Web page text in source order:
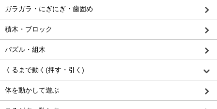
ガラガラ・にぎにぎ・歯固め
積木・ブロック
パズル・組木
くるまで動く(押す・引く)
体を動かして遊ぶ